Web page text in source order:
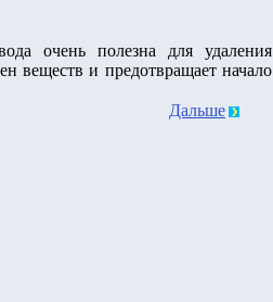
очень полезна для удаления
веществ и предотвращает начало
Дальше